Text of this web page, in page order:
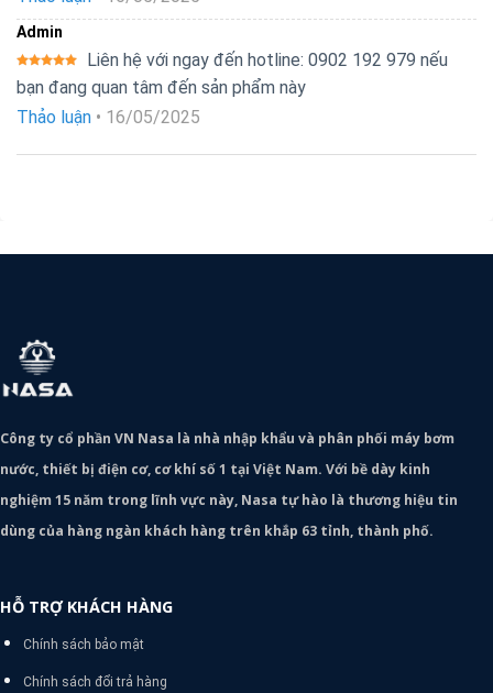
Admin
Được xếp
hạng 5 5
Liên hệ với ngay đến hotline: 0902 192 979 nếu
bạn đang quan tâm đến sản phẩm này
Thảo luận • 16/05/2025
Công ty cổ phần VN Nasa là nhà nhập khẩu và phân phối máy bơm
nước, thiết bị điện cơ, cơ khí số 1 tại Việt Nam. Với bề dày kinh
nghiệm 15 năm trong lĩnh vực này, Nasa tự hào là thương hiệu tin
dùng của hàng ngàn khách hàng trên khắp 63 tỉnh, thành phố.
HỖ TRỢ KHÁCH HÀNG
Chính sách bảo mật
Chính sách đổi trả hàng